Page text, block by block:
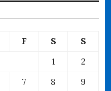
F S
S
1
2
7 8
9